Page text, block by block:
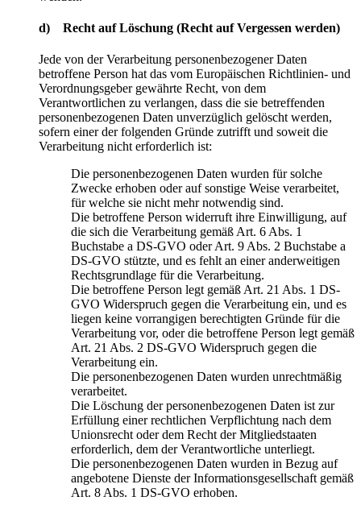
d) Recht auf Löschung (Recht auf Vergessen werden)
Jede von der Verarbeitung personenbezogener Daten
betroffene Person hat das vom Europäischen Richtlinien- und
Verordnungsgeber gewährte Recht, von dem
Verantwortlichen zu verlangen, dass die sie betreffenden
personenbezogenen Daten unverzüglich gelöscht werden,
sofern einer der folgenden Gründe zutrifft und soweit die
Verarbeitung nicht erforderlich ist:
Die personenbezogenen Daten wurden für solche
Zwecke erhoben oder auf sonstige Weise verarbeitet,
für welche sie nicht mehr notwendig sind.
Die betroffene Person widerruft ihre Einwilligung, auf
die sich die Verarbeitung gemäß Art. 6 Abs. 1
Buchstabe a DS-GVO oder Art. 9 Abs. 2 Buchstabe a
DS-GVO stützte, und es fehlt an einer anderweitigen
Rechtsgrundlage für die Verarbeitung.
Die betroffene Person legt gemäß Art. 21 Abs. 1 DS-
GVO Widerspruch gegen die Verarbeitung ein, und es
liegen keine vorrangigen berechtigten Gründe für die
Verarbeitung vor, oder die betroffene Person legt gemäß
Art. 21 Abs. 2 DS-GVO Widerspruch gegen die
Verarbeitung ein.
Die personenbezogenen Daten wurden unrechtmäßig
verarbeitet.
Die Löschung der personenbezogenen Daten ist zur
Erfüllung einer rechtlichen Verpflichtung nach dem
Unionsrecht oder dem Recht der Mitgliedstaaten
erforderlich, dem der Verantwortliche unterliegt.
Die personenbezogenen Daten wurden in Bezug auf
angebotene Dienste der Informationsgesellschaft gemäß
Art. 8 Abs. 1 DS-GVO erhoben.